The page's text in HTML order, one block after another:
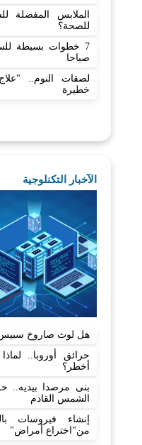
الملابس المفضلة
للصحة؟
7 خطوات بسيطة
صباحا
لصقات النوم..
خطيرة
الآخبار التكنلوجية
هل لوث صاروخ
حرائق أوروبا..
أخطر؟
بنى مرصدا بيديه..
الشمس القادم
إنشاء فيروسات
من"اختراع أمراض"